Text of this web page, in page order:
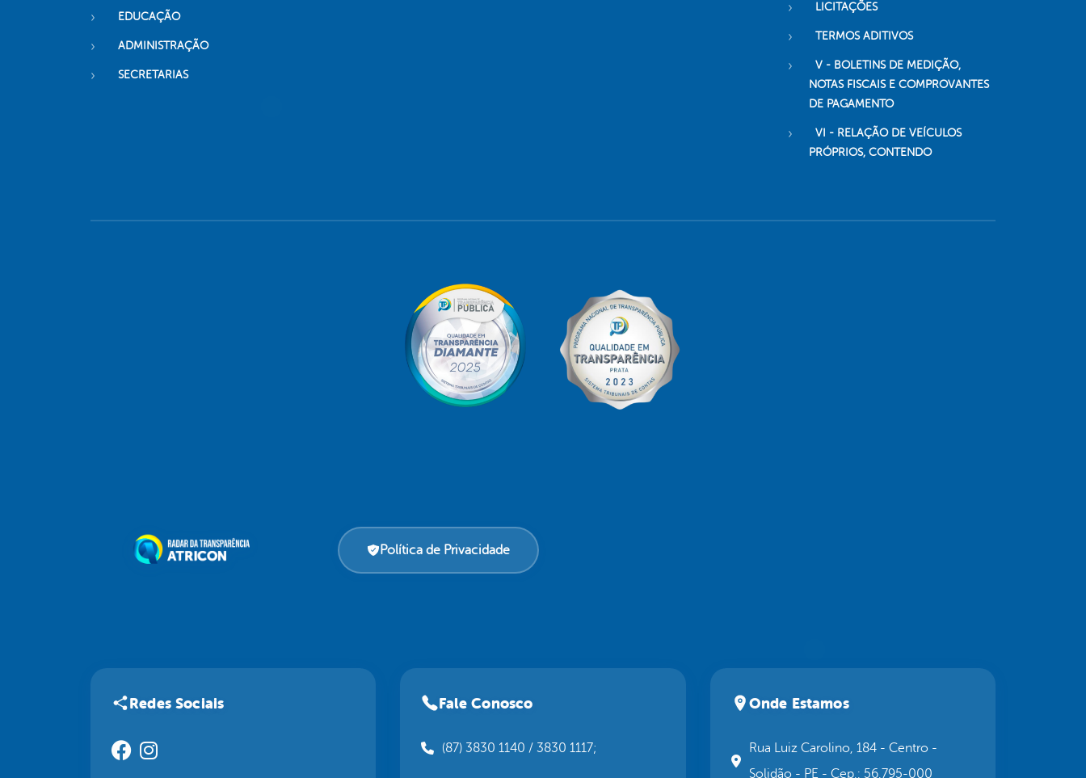
EDUCAÇÃO
ADMINISTRAÇÃO
SECRETARIAS
LICITAÇÕES
TERMOS ADITIVOS
V - BOLETINS DE MEDIÇÃO,
NOTAS FISCAIS E COMPROVANTES
DE PAGAMENTO
VI - RELAÇÃO DE VEÍCULOS
PRÓPRIOS, CONTENDO
Política de Privacidade
Redes Sociais Fale Conosco
(87) 3830 1140 / 3830 1117;
Onde Estamos
Rua Luiz Carolino, 184 - Centro -
Solidão - PE - Cep.: 56.795-000